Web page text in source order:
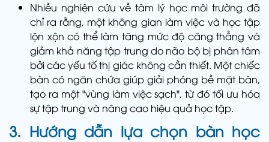
Nhiều nghiên cứu về tâm lý học môi trường đã
chỉ ra rằng, một không gian làm việc và học tập
lộn xộn có thể làm tăng mức độ căng thẳng và
giảm khả năng tập trung do não bộ bị phân tâm
bởi các yếu tố thị giác không cần thiết. Một chiếc
bàn có ngăn chứa giúp giải phóng bề mặt bàn,
tạo ra một "vùng làm việc sạch", từ đó tối ưu hóa
sự tập trung và nâng cao hiệu quả học tập.
3. Hướng dẫn lựa chọn bàn học